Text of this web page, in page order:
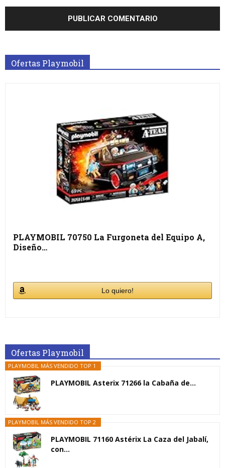
Ofertas Playmobil
PLAYMOBIL 70750 La Furgoneta del Equipo A,
Diseño…
Lo quiero!
Ofertas Playmobil
PLAYMOBIL MÁS VENDIDO TOP 1
PLAYMOBIL Asterix 71266 la Cabaña de...
PLAYMOBIL MÁS VENDIDO TOP 2
PLAYMOBIL 71160 Astérix La Caza del Jabalí,
con...